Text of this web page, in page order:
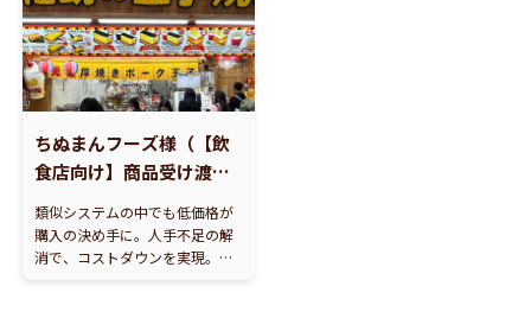
ちぬまんフーズ様（【飲
食店向け】商品受け渡し
呼出・表示システム Line
Manager@Call Touch）
類似システムの中でも低価格が
購入の決め手に。人手不足の解
消で、コストダウンを実現。シ